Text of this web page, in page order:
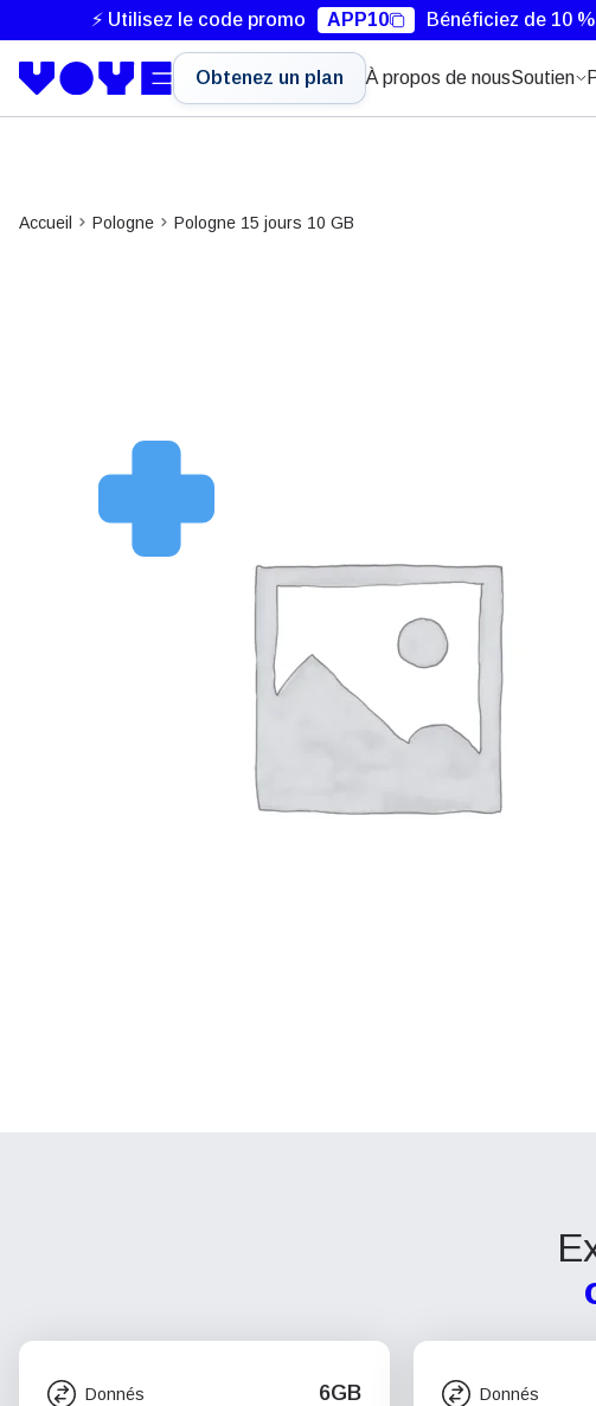
⚡ Utilisez le code promo APP10 Bénéficiez de 10
Obtenez un plan À propos de nousSoutien
Accueil Pologne Pologne 15 jours 10 GB
Donnés 6GB Donnés